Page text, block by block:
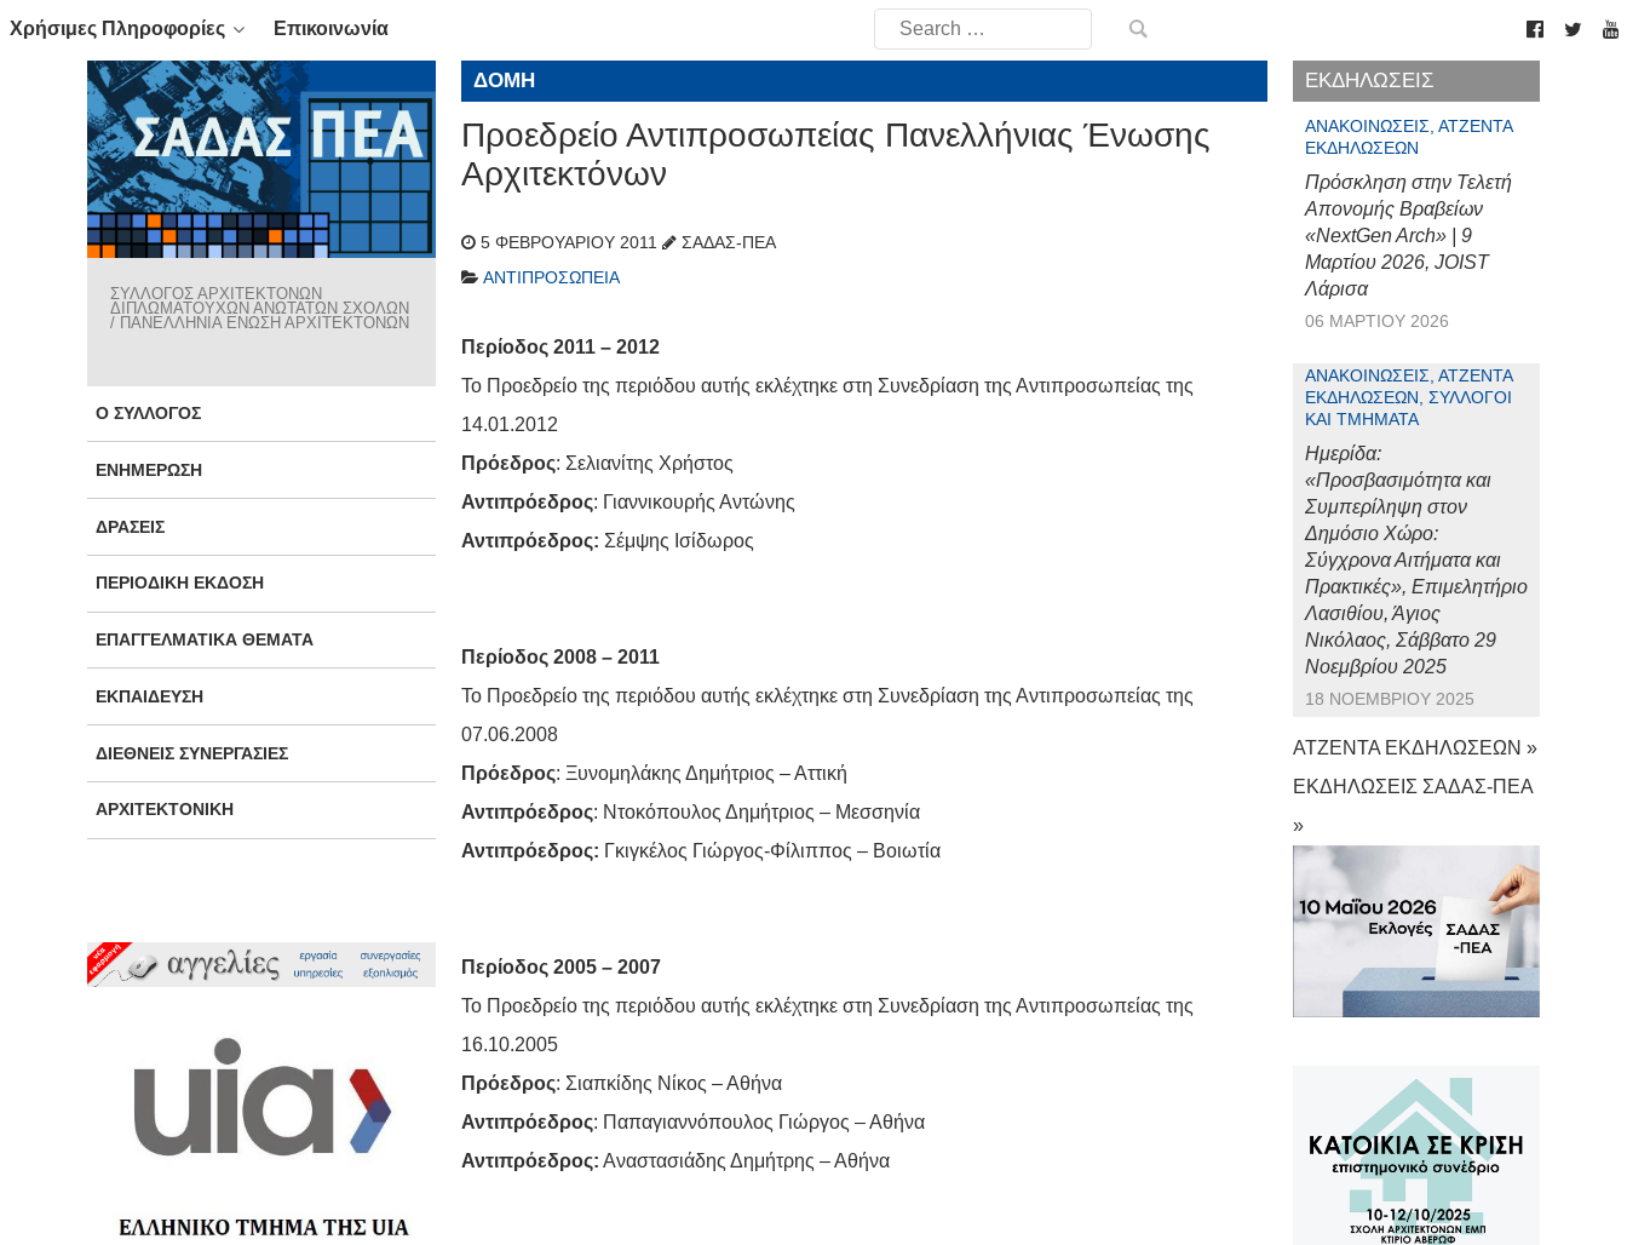
Χρήσιμες Πληροφορίες Επικοινωνία
Search
for:
ΣΥΛΛΟΓΟΣ ΑΡΧΙΤΕΚΤΟΝΩΝ
ΔΙΠΛΩΜΑΤΟΥΧΩΝ ΑΝΩΤΑΤΩΝ ΣΧΟΛΩΝ
/ ΠΑΝΕΛΛΗΝΙΑ ΕΝΩΣΗ ΑΡΧΙΤΕΚΤΟΝΩΝ
Ο ΣΎΛΛΟΓΟΣ
ΕΝΗΜΈΡΩΣΗ
ΔΡΆΣΕΙΣ
ΠΕΡΙΟΔΙΚΉ ΈΚΔΟΣΗ
ΕΠΑΓΓΕΛΜΑΤΙΚΆ ΘΈΜΑΤΑ
ΕΚΠΑΊΔΕΥΣΗ
ΔΙΕΘΝΕΊΣ ΣΥΝΕΡΓΑΣΊΕΣ
ΑΡΧΙΤΕΚΤΟΝΙΚΉ
ΔΟΜΉ
Προεδρείο Αντιπροσωπείας Πανελλήνιας Ένωσης
Αρχιτεκτόνων
5 ΦΕΒΡΟΥΑΡΊΟΥ 2011
ΣΑΔΑΣ-ΠΕΑ
ΑΝΤΙΠΡΟΣΩΠΕΊΑ
Περίοδος 2011 – 2012
Το Προεδρείο της περιόδου αυτής εκλέχτηκε στη Συνεδρίαση της Αντιπροσωπείας της
14.01.2012
Πρόεδρος: Σελιανίτης Χρήστος
Αντιπρόεδρος: Γιαννικουρής Αντώνης
Αντιπρόεδρος: Σέμψης Ισίδωρος
Περίοδος 2008 – 2011
Το Προεδρείο της περιόδου αυτής εκλέχτηκε στη Συνεδρίαση της Αντιπροσωπείας της
07.06.2008
Πρόεδρος: Ξυνομηλάκης Δημήτριος – Αττική
Αντιπρόεδρος: Ντοκόπουλος Δημήτριος – Μεσσηνία
Αντιπρόεδρος: Γκιγκέλος Γιώργος-Φίλιππος – Βοιωτία
Περίοδος 2005 – 2007
Το Προεδρείο της περιόδου αυτής εκλέχτηκε στη Συνεδρίαση της Αντιπροσωπείας της
16.10.2005
Πρόεδρος: Σιαπκίδης Νίκος – Αθήνα
Αντιπρόεδρος: Παπαγιαννόπουλος Γιώργος – Αθήνα
Αντιπρόεδρος: Αναστασιάδης Δημήτρης – Αθήνα
ΕΚΔΗΛΩΣΕΙΣ
ΑΝΑΚΟΙΝΏΣΕΙΣ, ΑΤΖΈΝΤΑ
ΕΚΔΗΛΏΣΕΩΝ
Πρόσκληση στην Τελετή
Απονομής Βραβείων
«NextGen Arch» | 9
Μαρτίου 2026, JOIST
Λάρισα
06 ΜΑΡΤΊΟΥ 2026
ΑΝΑΚΟΙΝΏΣΕΙΣ, ΑΤΖΈΝΤΑ
ΕΚΔΗΛΏΣΕΩΝ, ΣΎΛΛΟΓΟΙ
ΚΑΙ ΤΜΉΜΑΤΑ
Ημερίδα:
«Προσβασιμότητα και
Συμπερίληψη στον
Δημόσιο Χώρο:
Σύγχρονα Αιτήματα και
Πρακτικές», Επιμελητήριο
Λασιθίου, Άγιος
Νικόλαος, Σάββατο 29
Νοεμβρίου 2025
18 ΝΟΕΜΒΡΊΟΥ 2025
ΑΤΖΕΝΤΑ ΕΚΔΗΛΩΣΕΩΝ »
ΕΚΔΗΛΩΣΕΙΣ ΣΑΔΑΣ-ΠΕΑ
»